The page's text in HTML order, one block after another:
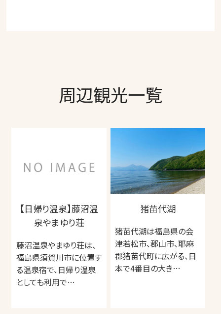
周辺観光一覧
【日帰り温泉】藤沼温
泉やまゆり荘
藤沼温泉やまゆり荘は、
福島県須賀川市に位置す
る温泉宿で、日帰り温泉
としても利用で…
猪苗代湖
猪苗代湖は福島県の会
津若松市、郡山市、耶麻
郡猪苗代町に広がる、日
本で4番目の大き…